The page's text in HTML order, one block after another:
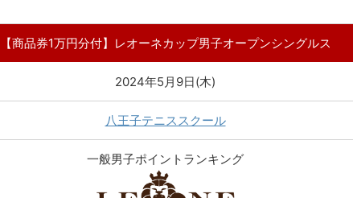
【商品券1万円分付】レオーネカップ男子オープンシングルス
2024年5月9日(木)
八王子テニススクール
一般男子ポイントランキング